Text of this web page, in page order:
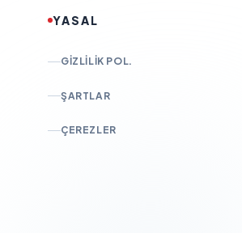
YASAL
GIZLILIK POL.
ŞARTLAR
ÇEREZLER